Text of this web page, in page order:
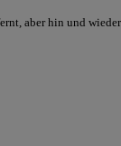
aber hin und